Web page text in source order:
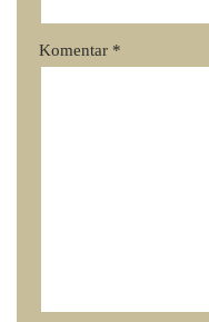
Komentar *